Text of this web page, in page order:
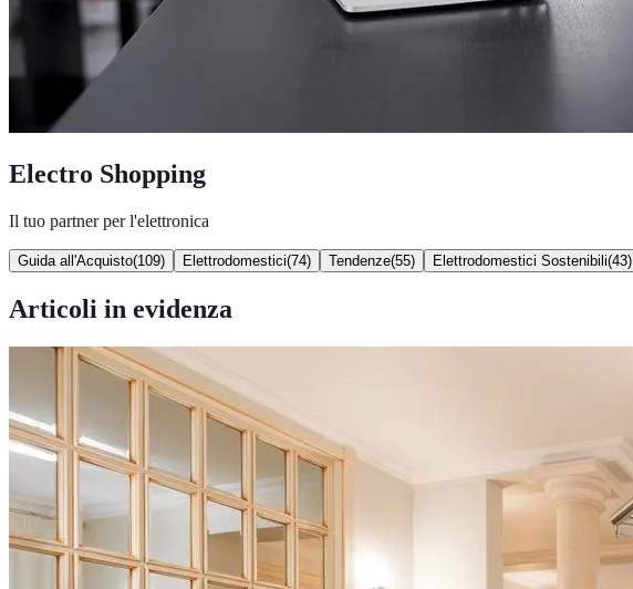
Electro Shopping
Il tuo partner per l'elettronica
Guida all'Acquisto(109) Elettrodomestici(74) Tendenze(55) Elettrodomestici Sostenibili(43)
Articoli in evidenza